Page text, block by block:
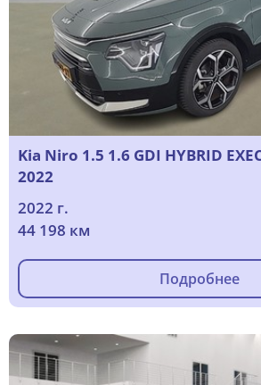
Kia Niro 1.5 1.6 GDI HYBRID
2022
2022 г.
44 198 км
Подробнее